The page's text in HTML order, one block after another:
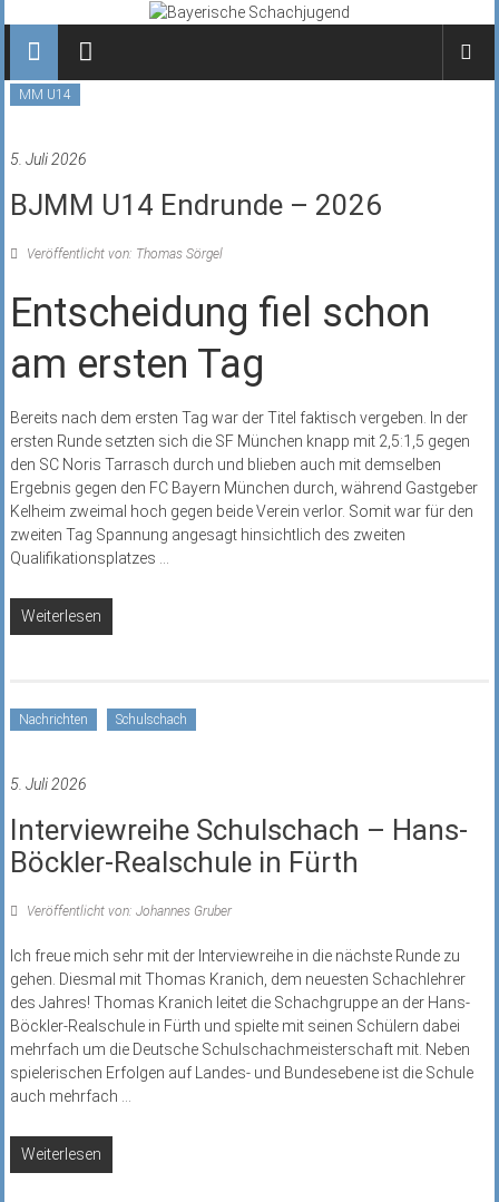
springen
MM U14
5. Juli 2026
BJMM U14 Endrunde – 2026
Veröffentlicht von: Thomas Sörgel
Entscheidung fiel schon
am ersten Tag
Bereits nach dem ersten Tag war der Titel faktisch vergeben. In der
ersten Runde setzten sich die SF München knapp mit 2,5:1,5 gegen
den SC Noris Tarrasch durch und blieben auch mit demselben
Ergebnis gegen den FC Bayern München durch, während Gastgeber
Kelheim zweimal hoch gegen beide Verein verlor. Somit war für den
zweiten Tag Spannung angesagt hinsichtlich des zweiten
Qualifikationsplatzes
Weiterlesen
Nachrichten Schulschach
5. Juli 2026
Interviewreihe Schulschach – Hans-
Böckler-Realschule in Fürth
Veröffentlicht von: Johannes Gruber
Ich freue mich sehr mit der Interviewreihe in die nächste Runde zu
gehen. Diesmal mit Thomas Kranich, dem neuesten Schachlehrer
des Jahres! Thomas Kranich leitet die Schachgruppe an der Hans-
Böckler-Realschule in Fürth und spielte mit seinen Schülern dabei
mehrfach um die Deutsche Schulschachmeisterschaft mit. Neben
spielerischen Erfolgen auf Landes- und Bundesebene ist die Schule
auch mehrfach
Weiterlesen